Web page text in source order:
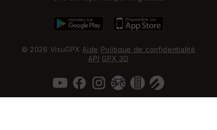
© 2026 VisuGPX Aide Politique de confidentialité
API GPX 3D